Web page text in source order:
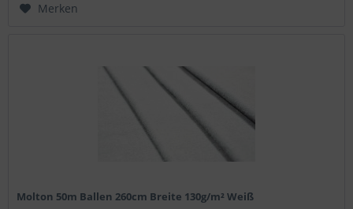
Merken
Molton 50m Ballen 260cm Breite 130g/m² Weiß